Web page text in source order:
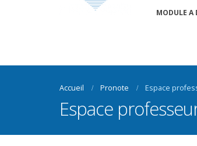
MODULE A
Accueil Pronote Espace
Espace